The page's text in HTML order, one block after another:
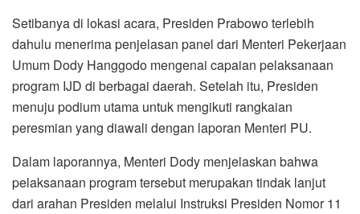
Setibanya di lokasi acara, Presiden Prabowo terlebih
dahulu menerima penjelasan panel dari Menteri Pekerjaan
Umum Dody Hanggodo mengenai capaian pelaksanaan
program IJD di berbagai daerah. Setelah itu, Presiden
menuju podium utama untuk mengikuti rangkaian
peresmian yang diawali dengan laporan Menteri PU.
Dalam laporannya, Menteri Dody menjelaskan bahwa
pelaksanaan program tersebut merupakan tindak lanjut
dari arahan Presiden melalui Instruksi Presiden Nomor 11